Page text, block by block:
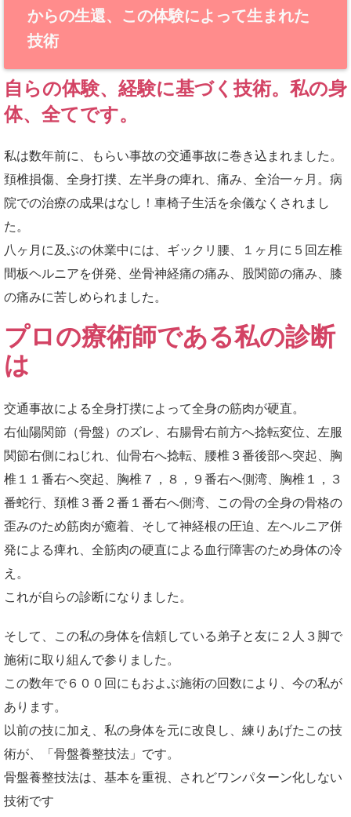
からの生還、この体験によって生まれた
技術
自らの体験、経験に基づく技術。私の身
体、全てです。
私は数年前に、もらい事故の交通事故に巻き込まれました。
頚椎損傷、全身打撲、左半身の痺れ、痛み、全治一ヶ月。病
院での治療の成果はなし！車椅子生活を余儀なくされまし
た。
八ヶ月に及ぶの休業中には、ギックリ腰、１ヶ月に５回左椎
間板ヘルニアを併発、坐骨神経痛の痛み、股関節の痛み、膝
の痛みに苦しめられました。
プロの療術師である私の診断
は
交通事故による全身打撲によって全身の筋肉が硬直。
右仙陽関節（骨盤）のズレ、右腸骨右前方へ捻転変位、左服
関節右側にねじれ、仙骨右へ捻転、腰椎３番後部へ突起、胸
椎１１番右へ突起、胸椎７，８，９番右へ側湾、胸椎１，３
番蛇行、頚椎３番２番１番右へ側湾、この骨の全身の骨格の
歪みのため筋肉が癒着、そして神経根の圧迫、左ヘルニア併
発による痺れ、全筋肉の硬直による血行障害のため身体の冷
え。
これが自らの診断になりました。
そして、この私の身体を信頼している弟子と友に２人３脚で
施術に取り組んで参りました。
この数年で６００回にもおよぶ施術の回数により、今の私が
あります。
以前の技に加え、私の身体を元に改良し、練りあげたこの技
術が、「骨盤養整技法」です。
骨盤養整技法は、基本を重視、されどワンパターン化しない
技術です